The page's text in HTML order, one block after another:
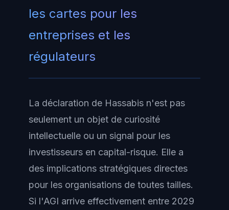
les cartes pour les
entreprises et les
régulateurs
La déclaration de Hassabis n'est pas
seulement un objet de curiosité
intellectuelle ou un signal pour les
investisseurs en capital-risque. Elle a
des implications stratégiques directes
pour les organisations de toutes tailles.
Si l'AGI arrive effectivement entre 2029